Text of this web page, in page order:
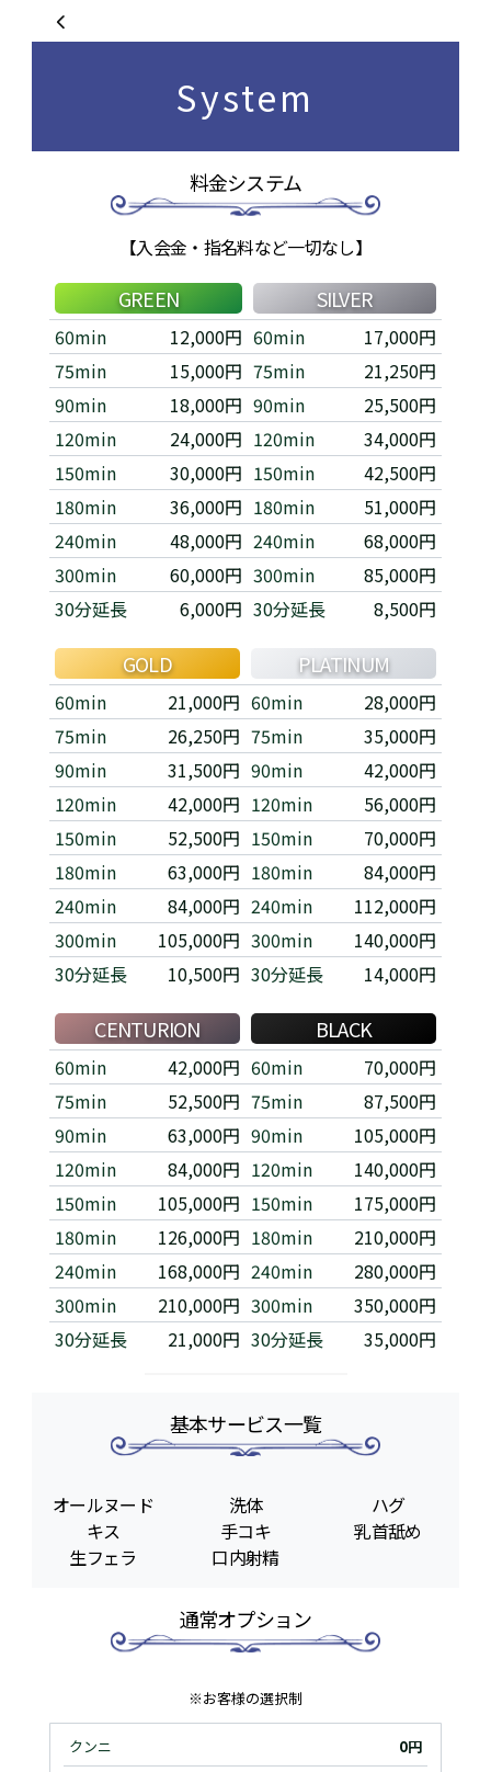
System
料金システム
【入会金・指名料など一切なし】
GREEN
60min
12,000円
75min
15,000円
90min
18,000円
120min
24,000円
150min
30,000円
180min
36,000円
240min
48,000円
300min
60,000円
30分延長
6,000円
SILVER
60min
17,000円
75min
21,250円
90min
25,500円
120min
34,000円
150min
42,500円
180min
51,000円
240min
68,000円
300min
85,000円
30分延長
8,500円
GOLD
60min
21,000円
75min
26,250円
90min
31,500円
120min
42,000円
150min
52,500円
180min
63,000円
240min
84,000円
300min
105,000円
30分延長
10,500円
PLATINUM
60min
28,000円
75min
35,000円
90min
42,000円
120min
56,000円
150min
70,000円
180min
84,000円
240min
112,000円
300min
140,000円
30分延長
14,000円
CENTURION
60min
42,000円
75min
52,500円
90min
63,000円
120min
84,000円
150min
105,000円
180min
126,000円
240min
168,000円
300min
210,000円
30分延長
21,000円
BLACK
60min
70,000円
75min
87,500円
90min
105,000円
120min
140,000円
150min
175,000円
180min
210,000円
240min
280,000円
300min
350,000円
30分延長
35,000円
基本サービス一覧
オールヌード 洗体
ハグ
キス
手コキ
乳首舐め
生フェラ
口内射精
通常オプション
※お客様の選択制
クンニ
0円